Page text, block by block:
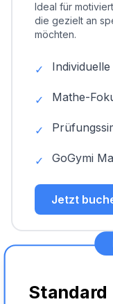
Ideal für
die gezielt an
möchten.
✓
✓ Mathe-
✓
✓ GoGymi
Jetzt
Standard